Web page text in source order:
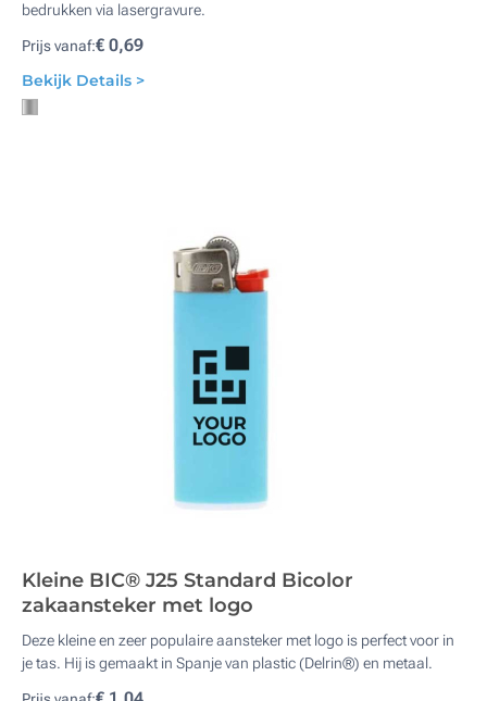
bedrukken via lasergravure.
Prijs vanaf:€ 0,69
Bekijk Details >
Kleine BIC® J25 Standard Bicolor
zakaansteker met logo
Deze kleine en zeer populaire aansteker met logo is perfect voor in
je tas. Hij is gemaakt in Spanje van plastic (Delrin®) en metaal.